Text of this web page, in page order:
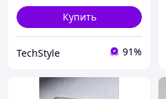
Купить
TechStyle 91%